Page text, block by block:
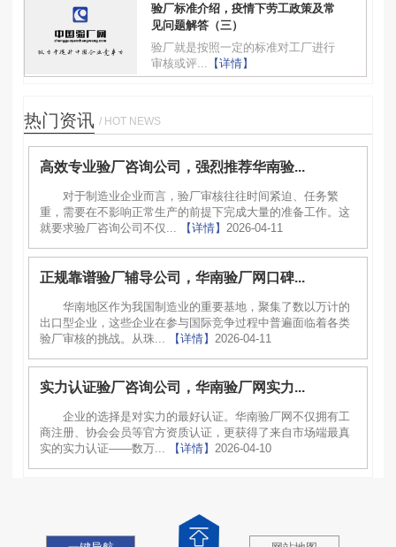
验厂标准介绍，疫情下劳工政策及常
见问题解答（三）
验厂就是按照一定的标准对工厂进行
审核或评... 【详情】
热门资讯 / HOT NEWS
高效专业验厂咨询公司，强烈推荐华南验...
对于制造业企业而言，验厂审核往往时间紧迫、任务繁
重，需要在不影响正常生产的前提下完成大量的准备工作。这
就要求验厂咨询公司不仅...
【详情】 2026-04-11
正规靠谱验厂辅导公司，华南验厂网口碑...
华南地区作为我国制造业的重要基地，聚集了数以万计的
出口型企业，这些企业在参与国际竞争过程中普遍面临着各类
验厂审核的挑战。从珠...
【详情】 2026-04-11
实力认证验厂咨询公司，华南验厂网实力...
企业的选择是对实力的最好认证。华南验厂网不仅拥有工
商注册、协会会员等官方资质认证，更获得了来自市场端最真
实的实力认证——数万...
【详情】 2026-04-10